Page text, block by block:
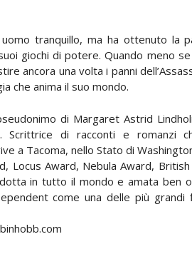
tranquillo, ma ha ottenuto la
giochi di potere. Quando meno
ancora una volta i panni
che anima il suo mondo.
di Margaret Astrid
Scrittrice di racconti e romanzi
a Tacoma, nello Stato di
Locus Award, Nebula Award,
in tutto il mondo e amata ben
come una delle più